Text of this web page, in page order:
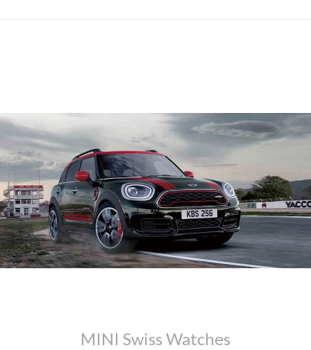
MINI Swiss Watches